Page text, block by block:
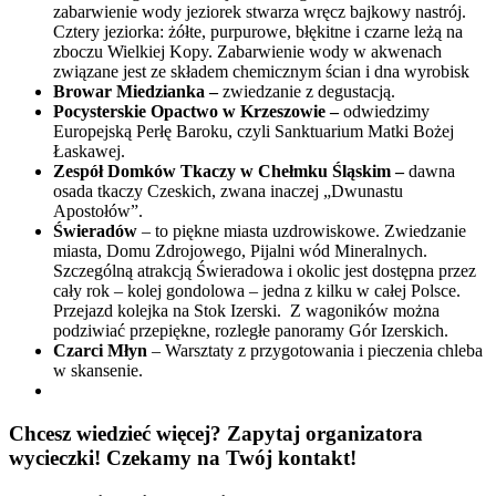
zabarwienie wody jeziorek stwarza wręcz bajkowy nastrój.
Cztery jeziorka: żółte, purpurowe, błękitne i czarne leżą na
zboczu Wielkiej Kopy. Zabarwienie wody w akwenach
związane jest ze składem chemicznym ścian i dna wyrobisk
Browar Miedzianka –zwiedzanie z degustacją.
Pocysterskie Opactwo w Krzeszowie –odwiedzimy
Europejską Perłę Baroku, czyli Sanktuarium Matki Bożej
Łaskawej.
Zespół Domków Tkaczy w Chełmku Śląskim –dawna
osada tkaczy Czeskich, zwana inaczej „Dwunastu
Apostołów”.
Świeradów – to piękne miasta uzdrowiskowe. Zwiedzanie
miasta, Domu Zdrojowego, Pijalni wód Mineralnych.
Szczególną atrakcją Świeradowa i okolic jest dostępna przez
cały rok – kolej gondolowa – jedna z kilku w całej Polsce.
Przejazd kolejka na Stok Izerski. Z wagoników można
podziwiać przepiękne, rozległe panoramy Gór Izerskich.
Czarci Młyn – Warsztaty z przygotowania i pieczenia chleba
w skansenie.
Chcesz wiedzieć więcej? Zapytaj organizatora
wycieczki! Czekamy na Twój kontakt!